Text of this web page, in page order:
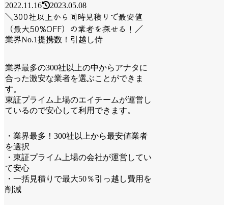
2022.11.16 2023.05.08
＼300社以上から同時見積りで最安値
（最大50%OFF）の業者を探せる！／
業界No.1提携数！引越し侍
業界最多の300社以上の中からアナタに
合った激安な業者を選ぶことができま
す。
東証プライム上場のエイチームが運営し
ているので安心して利用できます。
・業界最多！300社以上から最安値業者
を選択
・東証プライム上場の会社が運営してい
て安心
・一括見積りで最大50％引っ越し費用を
削減